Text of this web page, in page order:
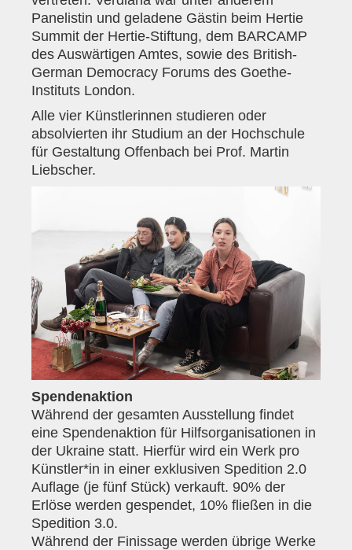
Panelistin und geladene Gästin beim Hertie
Summit der Hertie-Stiftung, dem BARCAMP
des Auswärtigen Amtes, sowie des British-
German Democracy Forums des Goethe-
Instituts London.
Alle vier Künstlerinnen studieren oder
absolvierten ihr Studium an der Hochschule
für Gestaltung Offenbach bei Prof. Martin
Liebscher.
Spendenaktion
Während der gesamten Ausstellung findet
eine Spendenaktion für Hilfsorganisationen in
der Ukraine statt. Hierfür wird ein Werk pro
Künstler*in in einer exklusiven Spedition 2.0
Auflage (je fünf Stück) verkauft. 90% der
Erlöse werden gespendet, 10% fließen in die
Spedition 3.0.
Während der Finissage werden übrige Werke